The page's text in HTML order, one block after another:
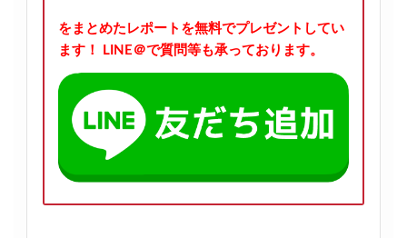
をまとめたレポートを無料でプレゼントしてい
ます！
LINE＠で質問等も承っております。